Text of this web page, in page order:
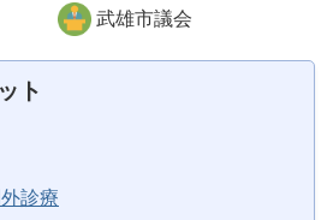
武雄市議会
ト
診療